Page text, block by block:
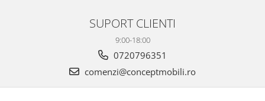
SUPORT CLIENTI
9:00-18:00
0720796351
comenzi@conceptmobili.ro